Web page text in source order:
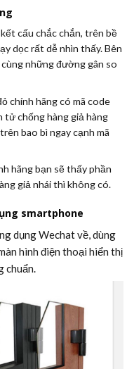
cấu chắc chắn, trên bề
dọc rất dễ nhìn thấy. Bên
những đường gân so
chính hãng có mã code
chống hàng giả hàng
trên bao bì ngay cạnh mã
hãng bạn sẽ thấy phần
giả nhái thì không có.
smartphone
dụng Wechat về, dùng
hình điện thoại hiển thị
chuẩn.